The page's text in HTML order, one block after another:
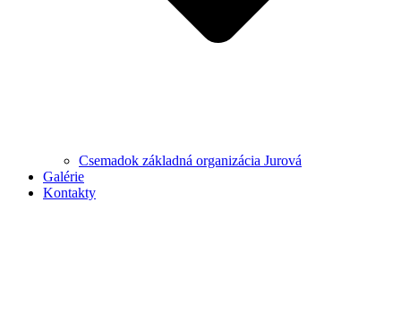
Csemadok základná organizácia Jurová
Galérie
Kontakty